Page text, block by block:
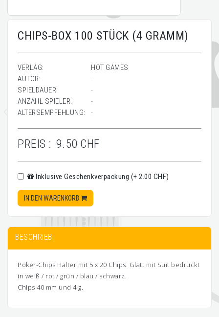
CHIPS-BOX 100 STÜCK (4 GRAMM)
VERLAG:
HOT GAMES
AUTOR:
-
SPIELDAUER:
-
ANZAHL SPIELER:
-
ALTERSEMPFEHLUNG:
-
PREIS : 9.50 CHF
Inklusive Geschenkverpackung (+ 2.00 CHF)
IN DEN WARENKORB
BESCHRIEB
Poker-Chips Halter mit 5 x 20 Chips. Glatt mit Suit bedruckt
in weiß / rot / grün / blau / schwarz.
Chips 40 mm und 4 g.